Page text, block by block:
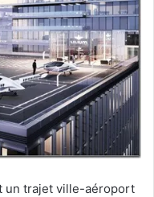
un trajet ville-aéroport